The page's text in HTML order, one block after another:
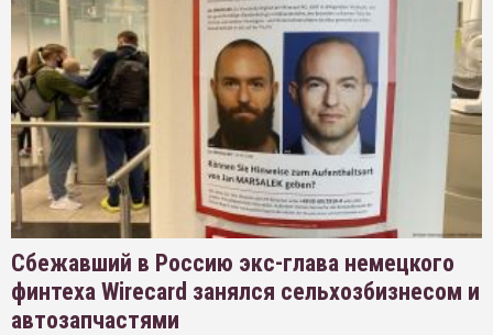
Сбежавший в Россию экс-глава немецкого
финтеха Wirecard занялся сельхозбизнесом и
автозапчастями